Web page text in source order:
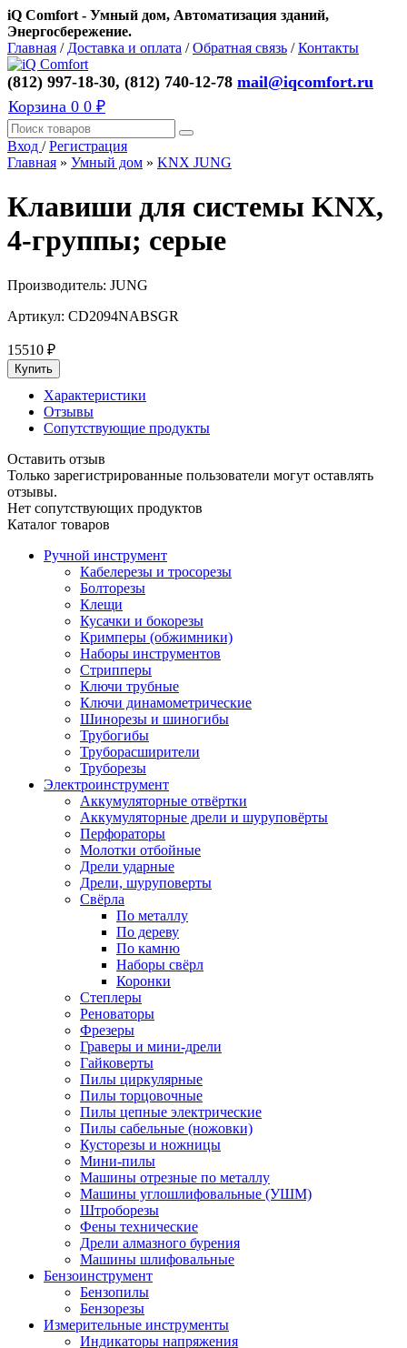
iQ Comfort - Умный дом, Автоматизация зданий,
Энергосбережение.
Главная / Доставка и оплата /Обратная связь /Контакты
(812) 997-18-30, (812) 740-12-78 mail@iqcomfort.ru
Корзина 0 0 ₽
Вход /Регистрация
Главная » Умный дом » KNX JUNG
Клавиши для системы KNX,
4-группы; серые
Производитель: JUNG
Артикул: CD2094NABSGR
15510 ₽
Характеристики
Отзывы
Сопутствующие продукты
Оставить отзыв
Только зарегистрированные пользователи могут оставлять
отзывы.
Нет сопутствующих продуктов
Каталог товаров
Ручной инструмент
Кабелерезы и тросорезы
Болторезы
Клещи
Кусачки и бокорезы
Кримперы (обжимники)
Наборы инструментов
Стрипперы
Ключи трубные
Ключи динамометрические
Шинорезы и шиногибы
Трубогибы
Труборасширители
Труборезы
Электроинструмент
Аккумуляторные отвёртки
Аккумуляторные дрели и шуруповёрты
Перфораторы
Молотки отбойные
Дрели ударные
Дрели, шуруповерты
Свёрла
По металлу
По дереву
По камню
Наборы свёрл
Коронки
Степлеры
Реноваторы
Фрезеры
Граверы и мини-дрели
Гайковерты
Пилы циркулярные
Пилы торцовочные
Пилы цепные электрические
Пилы сабельные (ножовки)
Кусторезы и ножницы
Мини-пилы
Машины отрезные по металлу
Машины углошлифовальные (УШМ)
Штроборезы
Фены технические
Дрели алмазного бурения
Машины шлифовальные
Бензоинструмент
Бензопилы
Бензорезы
Измерительные инструменты
Индикаторы напряжения